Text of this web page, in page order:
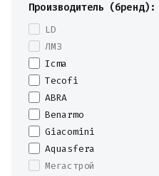
Производитель (бренд):
LD
ЛМЗ
Icma
Tecofi
ABRA
Benarmo
Giacomini
Aquasfera
Мегастрой